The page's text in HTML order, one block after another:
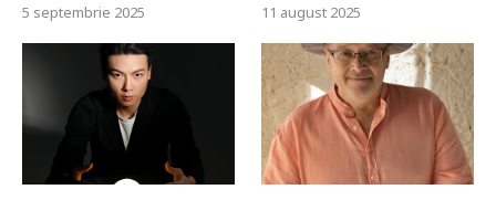
5 septembrie 2025 11 august 2025